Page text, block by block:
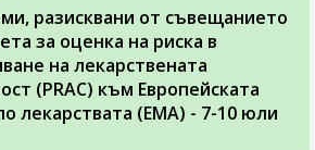
разисквани от съвещанието
за оценка на риска в
на лекарствената
(PRAC) към Европейската
лекарствата (ЕМА) - 7-10 юли